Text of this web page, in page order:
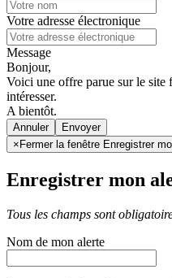
Votre adresse électronique
Message
Bonjour,
Voici une offre parue sur le site
intéresser.
A bientôt.
Annuler
× Fermer la fenêtre Enregistrer
Enregistrer mon
Tous les champs sont
Nom de mon alerte